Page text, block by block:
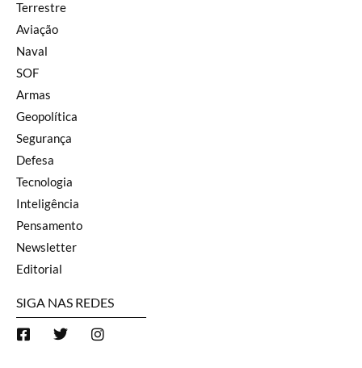
Terrestre
Aviação
Naval
SOF
Armas
Geopolítica
Segurança
Defesa
Tecnologia
Inteligência
Pensamento
Newsletter
Editorial
SIGA NAS REDES